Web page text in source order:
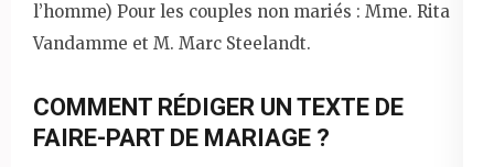
l’homme) Pour les couples non mariés : Mme. Rita
Vandamme et M. Marc Steelandt.
COMMENT RÉDIGER UN TEXTE DE
FAIRE-PART DE MARIAGE ?